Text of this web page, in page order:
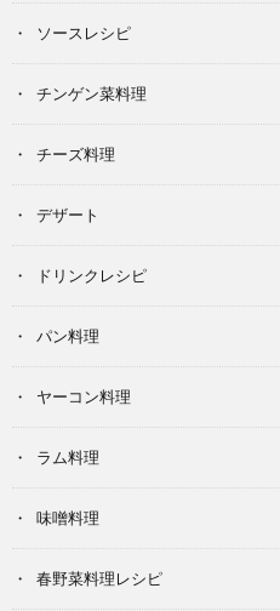
ソースレシピ
チンゲン菜料理
チーズ料理
デザート
ドリンクレシピ
パン料理
ヤーコン料理
ラム料理
味噌料理
春野菜料理レシピ